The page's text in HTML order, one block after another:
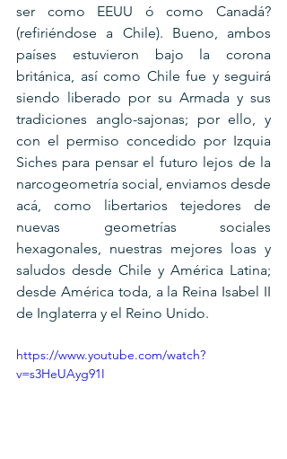
ser como EEUU ó como Canadá?
(refiriéndose a Chile). Bueno, ambos
países estuvieron bajo la corona
británica, así como Chile fue y seguirá
siendo liberado por su Armada y sus
tradiciones anglo-sajonas; por ello, y
con el permiso concedido por Izquia
Siches para pensar el futuro lejos de la
narcogeometría social, enviamos desde
acá, como libertarios tejedores de
nuevas geometrías sociales
hexagonales, nuestras mejores loas y
saludos desde Chile y América Latina;
desde América toda, a la Reina Isabel II
de Inglaterra y el Reino Unido.
https://www.youtube.com/watch?
v=s3HeUAyg91I